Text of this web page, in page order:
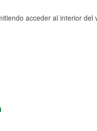
acceder al interior del